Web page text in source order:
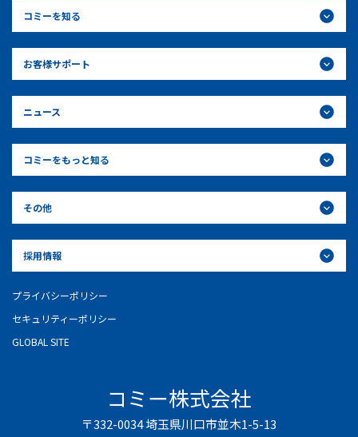
コミーを知る
お客様サポート
ニュース
コミーをもっと知る
その他
採用情報
プライバシーポリシー
セキュリティーポリシー
GLOBAL SITE
コミー株式会社
〒332-0034 埼玉県川口市並木1-5-13